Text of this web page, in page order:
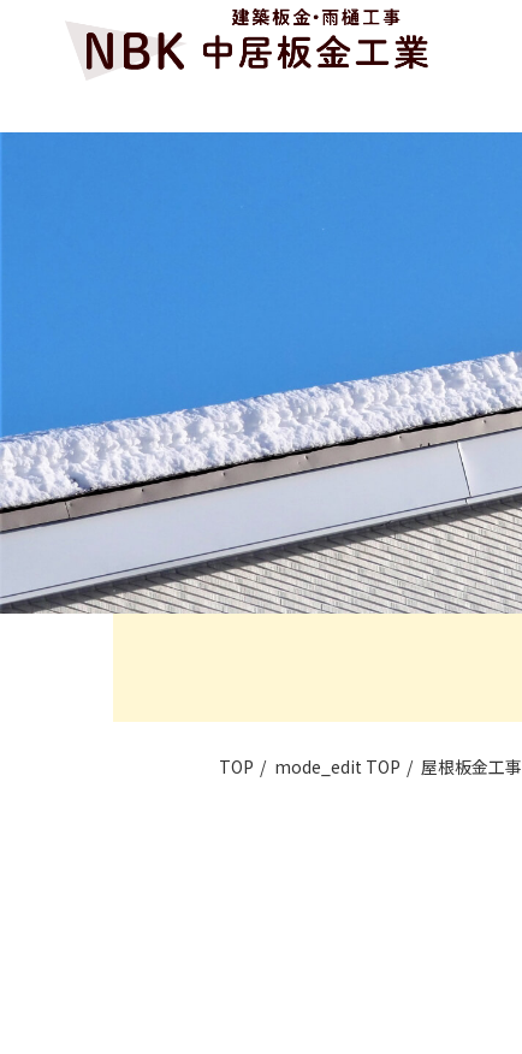
TOP mode_edit TOP 屋根板金工事